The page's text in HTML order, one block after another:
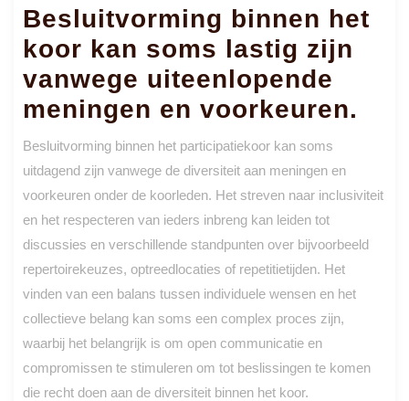
Besluitvorming binnen het
koor kan soms lastig zijn
vanwege uiteenlopende
meningen en voorkeuren.
Besluitvorming binnen het participatiekoor kan soms
uitdagend zijn vanwege de diversiteit aan meningen en
voorkeuren onder de koorleden. Het streven naar inclusiviteit
en het respecteren van ieders inbreng kan leiden tot
discussies en verschillende standpunten over bijvoorbeeld
repertoirekeuzes, optreedlocaties of repetitietijden. Het
vinden van een balans tussen individuele wensen en het
collectieve belang kan soms een complex proces zijn,
waarbij het belangrijk is om open communicatie en
compromissen te stimuleren om tot beslissingen te komen
die recht doen aan de diversiteit binnen het koor.